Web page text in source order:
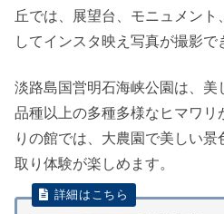
丘では、展望台、モニュメン
してインスタ映え写真が撮影で
淡路島国営明石海峡公園は、美
品種以上の多種多様なヒマワリ
りの館では、大農園で美しい
取り体験が楽しめます。